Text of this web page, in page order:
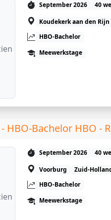
September 2026 40
Koudekerk aan den Rijn
HBO-Bachelor
Meewerkstage
HBO-Bachelor HBO -
September 2026 40
Voorburg
Zuid-
HBO-Bachelor
Meewerkstage